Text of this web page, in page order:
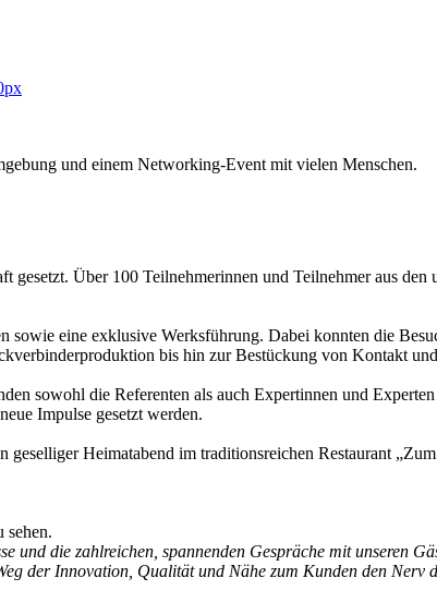
Über 100 Teilnehmerinnen und Teilnehmer aus den
eine exklusive Werksführung. Dabei konnten die
bis hin zur Bestückung von Kontakt
sowohl die Referenten als auch Expertinnen und
Impulse gesetzt werden.
Heimatabend im traditionsreichen Restaurant
und die zahlreichen, spannenden Gespräche mit unseren
der Innovation, Qualität und Nähe zum Kunden den Nerv